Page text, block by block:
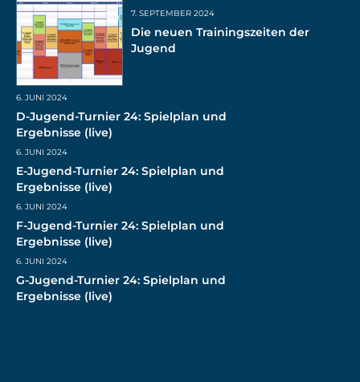
7. SEPTEMBER 2024
Die neuen Trainingszeiten der
Jugend
6. JUNI 2024
D-Jugend-Turnier 24: Spielplan und
Ergebnisse (live)
6. JUNI 2024
E-Jugend-Turnier 24: Spielplan und
Ergebnisse (live)
6. JUNI 2024
F-Jugend-Turnier 24: Spielplan und
Ergebnisse (live)
6. JUNI 2024
G-Jugend-Turnier 24: Spielplan und
Ergebnisse (live)